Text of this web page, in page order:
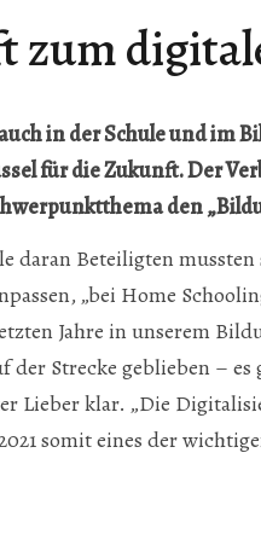
zum
in der Schule und im
für die Zukunft. Der
den
daran Beteiligten
„bei Home
Jahre in unserem
der Strecke geblieben –
Lieber klar. „Die
somit eines der